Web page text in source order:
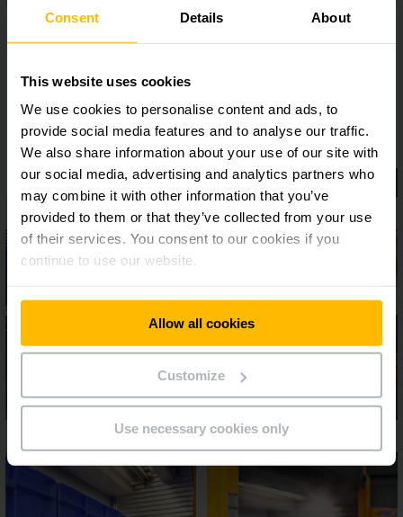
Consent Details About
This website uses cookies
We use cookies to personalise content and ads, to
provide social media features and to analyse our traffic.
We also share information about your use of our site with
our social media, advertising and analytics partners who
may combine it with other information that you’ve
provided to them or that they’ve collected from your use
of their services. You consent to our cookies if you
continue to use our website.
Allow all cookies
Customize
Use necessary cookies only